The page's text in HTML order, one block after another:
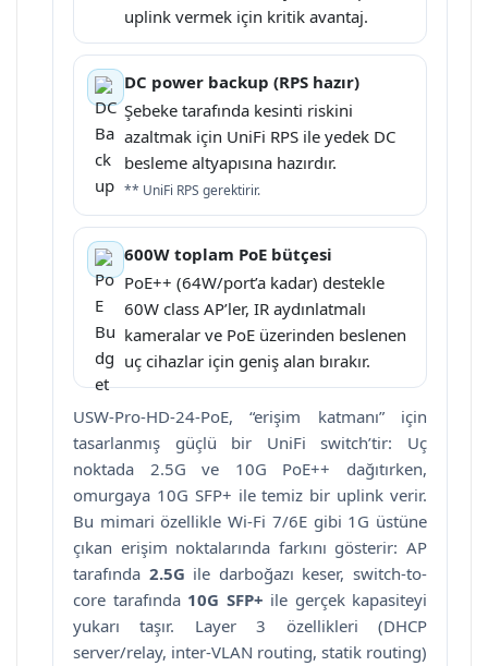
uplink vermek için kritik avantaj.
DC power backup (RPS hazır)
Şebeke tarafında kesinti riskini
azaltmak için UniFi RPS ile yedek DC
besleme altyapısına hazırdır.
** UniFi RPS gerektirir.
600W toplam PoE bütçesi
PoE++ (64W/port’a kadar) destekle
60W class AP’ler, IR aydınlatmalı
kameralar ve PoE üzerinden beslenen
uç cihazlar için geniş alan bırakır.
USW-Pro-HD-24-PoE, “erişim katmanı” için
tasarlanmış güçlü bir UniFi switch’tir: Uç
noktada 2.5G ve 10G PoE++ dağıtırken,
omurgaya 10G SFP+ ile temiz bir uplink verir.
Bu mimari özellikle Wi-Fi 7/6E gibi 1G üstüne
çıkan erişim noktalarında farkını gösterir: AP
tarafında 2.5G ile darboğazı keser, switch-to-
core tarafında 10G SFP+ ile gerçek kapasiteyi
yukarı taşır. Layer 3 özellikleri (DHCP
server/relay, inter-VLAN routing, statik routing)